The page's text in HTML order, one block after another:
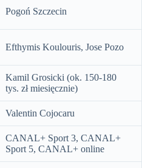
Pogoń Szczecin
Efthymis Koulouris, Jose Pozo
Kamil Grosicki (ok. 150-180
tys. zł miesięcznie)
Valentin Cojocaru
CANAL+ Sport 3, CANAL+
Sport 5, CANAL+ online